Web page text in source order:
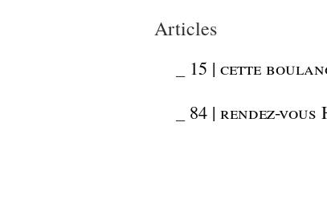
Articles
15 | cette
84 | rendez-